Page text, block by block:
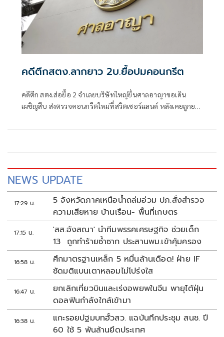
คดีตึกสตง.ลากยาว 2บ.ยื้อปมคอนกรีต
คดีตึก สตง.ส่อยื้อ 2 จำเลยบริษัทใหญ่ยื่นศาลอาญาขอเดิน
เผชิญสืบ ส่งตรวจคอนกรีตใหม่ที่สวิตเซอร์แลนด์ หลังเคยถูกยก
NEWS UPDATE
17:29 น.
5 จังหวัดภาคเหนือน้ำถล่มอ่วม ปภ.สั่งสำรวจ
ความเสียหาย บ้านเรือน- พื้นที่เกษตร
17:15 น.
'สส.อังสณา' นำทีมพรรคเศรษฐกิจ ช่วยเด็ก
13 ถูกทำร้ายซ้ำซาก ประสานพม.เข้าคุ้มครอง
16:58 น.
ศึกมาตรฐานเหล็ก 5 หมื่นล้านเดือด! ฝ่าย IF
ซัดมติแบนเตาหลอมไม่โปร่งใส
16:47 น.
ยกเลิกเที่ยวบินและเร่งอพยพในจีน พายุไต้ฝุ่น
ดอลฟินกำลังใกล้เข้ามา
16:38 น.
แกะรอยปฐมบทฮั้วสว. แฉบันทึกประชุม สนช. ปี
60 ใช้ 5 พันล้านยึดประเทศ